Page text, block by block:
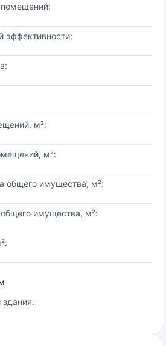
эффективности:
м²:
м²:
общего имущества, м²:
имущества, м²:
здания: